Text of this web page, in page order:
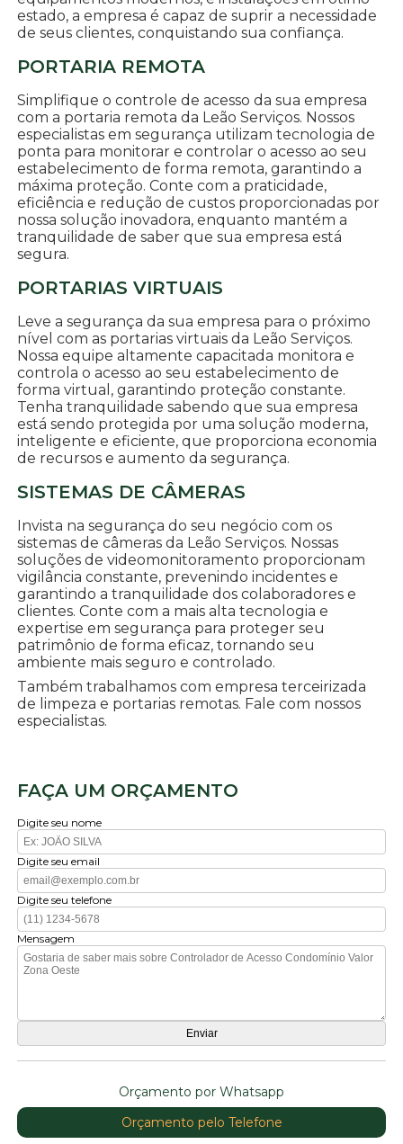
estado, a empresa é capaz de suprir a necessidade
de seus clientes, conquistando sua confiança.
PORTARIA REMOTA
Simplifique o controle de acesso da sua empresa
com a portaria remota da Leão Serviços. Nossos
especialistas em segurança utilizam tecnologia de
ponta para monitorar e controlar o acesso ao seu
estabelecimento de forma remota, garantindo a
máxima proteção. Conte com a praticidade,
eficiência e redução de custos proporcionadas por
nossa solução inovadora, enquanto mantém a
tranquilidade de saber que sua empresa está
segura.
PORTARIAS VIRTUAIS
Leve a segurança da sua empresa para o próximo
nível com as portarias virtuais da Leão Serviços.
Nossa equipe altamente capacitada monitora e
controla o acesso ao seu estabelecimento de
forma virtual, garantindo proteção constante.
Tenha tranquilidade sabendo que sua empresa
está sendo protegida por uma solução moderna,
inteligente e eficiente, que proporciona economia
de recursos e aumento da segurança.
SISTEMAS DE CÂMERAS
Invista na segurança do seu negócio com os
sistemas de câmeras da Leão Serviços. Nossas
soluções de videomonitoramento proporcionam
vigilância constante, prevenindo incidentes e
garantindo a tranquilidade dos colaboradores e
clientes. Conte com a mais alta tecnologia e
expertise em segurança para proteger seu
patrimônio de forma eficaz, tornando seu
ambiente mais seguro e controlado.
Também trabalhamos com empresa terceirizada
de limpeza e portarias remotas. Fale com nossos
especialistas.
FAÇA UM ORÇAMENTO
Digite seu nome
Digite seu email
Digite seu telefone
Mensagem
Orçamento por Whatsapp
Orçamento pelo Telefone